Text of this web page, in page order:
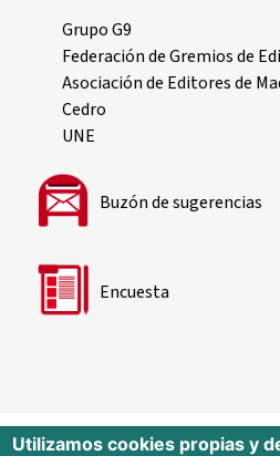
Grupo G9
Federación de Gremios de
Asociación de Editores de
Cedro
UNE
Buzón de sugerencias
Encuesta
Utilizamos cookies propias y